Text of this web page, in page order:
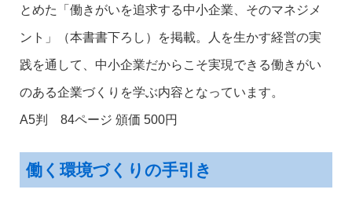
とめた「働きがいを追求する中小企業、そのマネジメ
ント」（本書書下ろし）を掲載。人を生かす経営の実
践を通して、中小企業だからこそ実現できる働きがい
のある企業づくりを学ぶ内容となっています。
A5判 84ページ 頒価 500円
働く環境づくりの手引き